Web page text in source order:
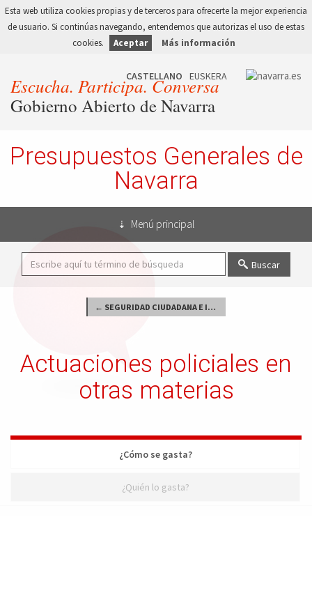
Esta web utiliza cookies propias y de terceros para ofrecerte la mejor experiencia
de usuario. Si continúas navegando, entendemos que autorizas el uso de estas
cookies.
Aceptar Más información
Escucha. Participa. Conversa
Gobierno Abierto de Navarra
Presupuestos Generales de
Navarra
Menú principal
Buscar
← SEGURIDAD CIUDADANA E INSTITUCIONES PENITENCIARIAS
Actuaciones policiales en
otras materias
¿Cómo se gasta?
¿Quién lo gasta?